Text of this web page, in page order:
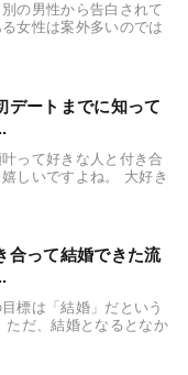
の男性から告白されて
女性は案外多いのでは
デートまでに知って
って好きな人と付き合
しいですよね。 大好き
合って結婚できた流
標は「結婚」だという
ただ、結婚となるとなか